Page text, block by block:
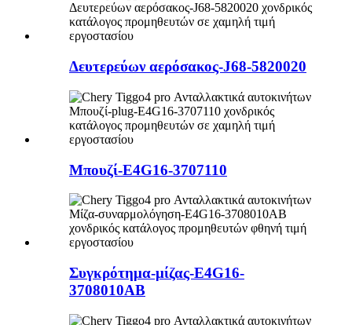
Δευτερεύων αερόσακος-J68-5820020
Μπουζί-E4G16-3707110
Συγκρότημα-μίζας-E4G16-
3708010AB